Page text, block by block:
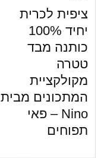
ציפית לכרית
יחיד 100%
כותנה מבד
טטרה
מקולקציית
המתכונים מבית
Nino – פאי
תפוחים